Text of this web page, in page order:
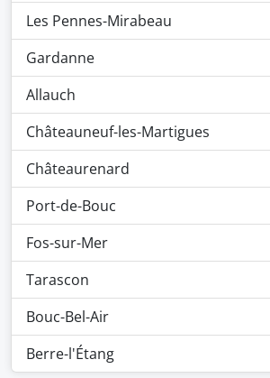
Les Pennes-Mirabeau
Gardanne
Allauch
Châteauneuf-les-Martigues
Châteaurenard
Port-de-Bouc
Fos-sur-Mer
Tarascon
Bouc-Bel-Air
Berre-l'Étang